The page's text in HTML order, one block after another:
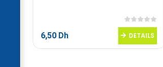
0sur 5
6,50 Dh DETAILS